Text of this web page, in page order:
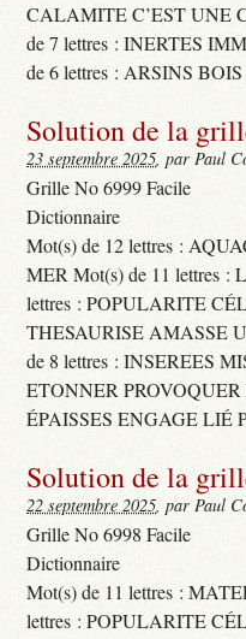
CALAMITE C’EST UNE
de 7 lettres : INERTES
de 6 lettres : ARSINS
Solution de la
23 septembre 2025, par Paul
Grille No 6999 Facile
Dictionnaire
Mot(s) de 12 lettres :
MER Mot(s) de 11 lettres
lettres : POPULARITE
THESAURISE AMASSE
de 8 lettres : INSEREES
ETONNER
ÉPAISSES ENGAGE
Solution de la
22 septembre 2025, par Paul
Grille No 6998 Facile
Dictionnaire
Mot(s) de 11 lettres :
lettres : POPULARITE